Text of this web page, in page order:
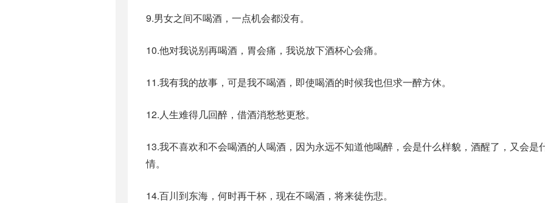
9.男女之间不喝酒，一点机会都没有。
10.他对我说别再喝酒，胃会痛，我说放下酒杯心会痛。
11.我有我的故事，可是我不喝酒，即使喝酒的时候我也但求一醉方休。
12.人生难得几回醉，借酒消愁愁更愁。
13.我不喜欢和不会喝酒的人喝酒，因为永远不知道他喝醉，会是什么样貌，酒醒了，又会是
情。
14.百川到东海，何时再干杯，现在不喝酒，将来徒伤悲。